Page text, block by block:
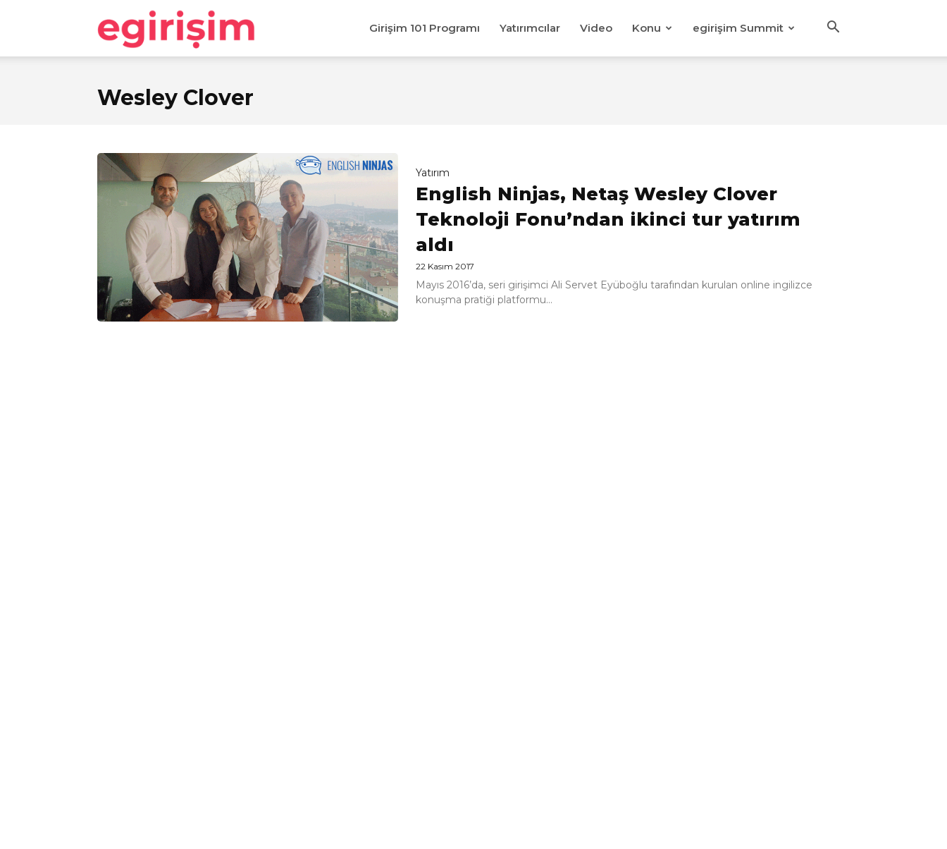
egirişim Girişim 101 Programı Yatırımcılar Video Konu egirişim Summit
Wesley Clover
Yatırım
English Ninjas, Netaş Wesley Clover
Teknoloji Fonu’ndan ikinci tur yatırım
aldı
22 Kasım 2017
Mayıs 2016’da, seri girişimci Ali Servet Eyüboğlu tarafından kurulan online ingilizce
konuşma pratiği platformu...